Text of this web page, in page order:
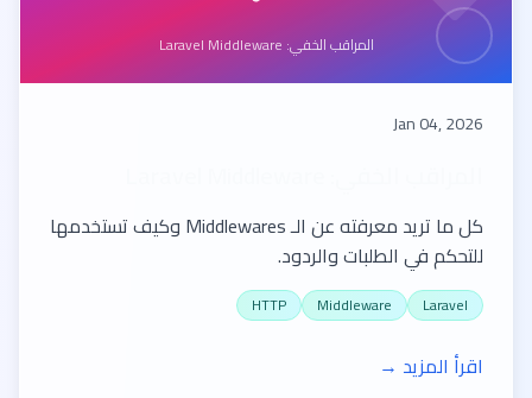
المراقب الخفي: Laravel Middleware
Jan 04, 2026
كل ما تريد معرفته عن الـ Middlewares وكيف تستخدمها
للتحكم في الطلبات والردود.
Laravel
Middleware
HTTP
اقرأ المزيد →